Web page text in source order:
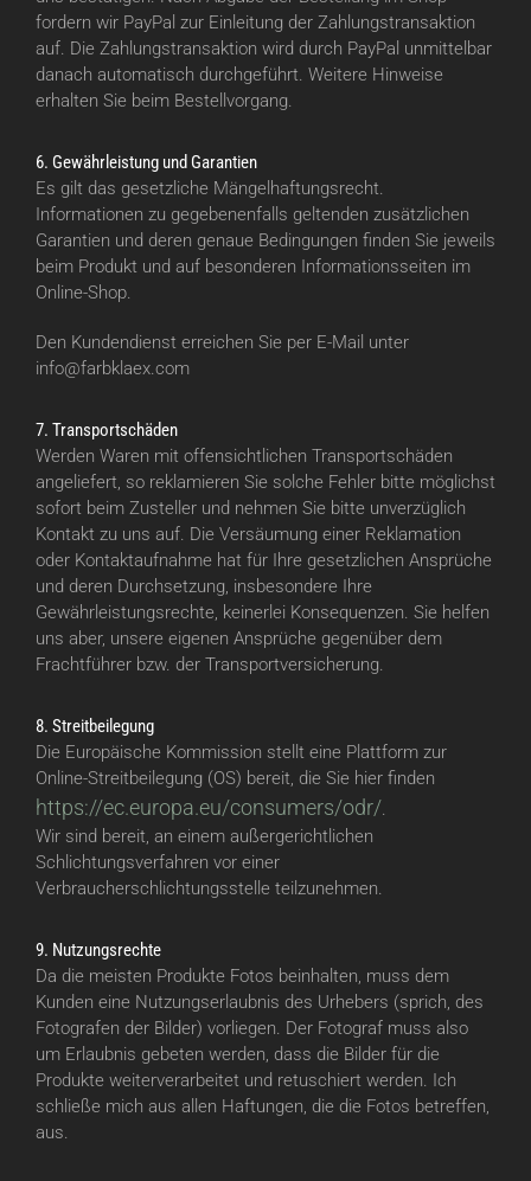
fordern wir PayPal zur Einleitung der Zahlungstransaktion
auf. Die Zahlungstransaktion wird durch PayPal unmittelbar
danach automatisch durchgeführt. Weitere Hinweise
erhalten Sie beim Bestellvorgang.
6. Gewährleistung und Garantien
Es gilt das gesetzliche Mängelhaftungsrecht.
Informationen zu gegebenenfalls geltenden zusätzlichen
Garantien und deren genaue Bedingungen finden Sie jeweils
beim Produkt und auf besonderen Informationsseiten im
Online-Shop.
Den Kundendienst erreichen Sie per E-Mail unter
info@farbklaex.com
7. Transportschäden
Werden Waren mit offensichtlichen Transportschäden
angeliefert, so reklamieren Sie solche Fehler bitte möglichst
sofort beim Zusteller und nehmen Sie bitte unverzüglich
Kontakt zu uns auf. Die Versäumung einer Reklamation
oder Kontaktaufnahme hat für Ihre gesetzlichen Ansprüche
und deren Durchsetzung, insbesondere Ihre
Gewährleistungsrechte, keinerlei Konsequenzen. Sie helfen
uns aber, unsere eigenen Ansprüche gegenüber dem
Frachtführer bzw. der Transportversicherung.
8. Streitbeilegung
Die Europäische Kommission stellt eine Plattform zur
Online-Streitbeilegung (OS) bereit, die Sie hier finden
https://ec.europa.eu/consumers/odr/.
Wir sind bereit, an einem außergerichtlichen
Schlichtungsverfahren vor einer
Verbraucherschlichtungsstelle teilzunehmen.
9. Nutzungsrechte
Da die meisten Produkte Fotos beinhalten, muss dem
Kunden eine Nutzungserlaubnis des Urhebers (sprich, des
Fotografen der Bilder) vorliegen. Der Fotograf muss also
um Erlaubnis gebeten werden, dass die Bilder für die
Produkte weiterverarbeitet und retuschiert werden. Ich
schließe mich aus allen Haftungen, die die Fotos betreffen,
aus.